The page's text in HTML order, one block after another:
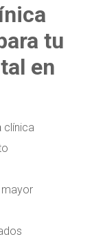
tu
en
clínica